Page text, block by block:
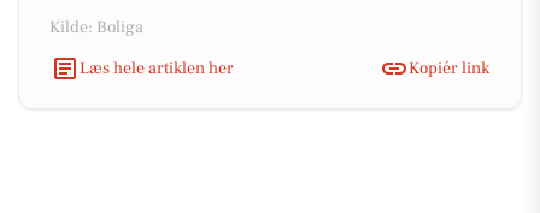
Kilde: Boliga
Læs hele artiklen her
Kopiér link